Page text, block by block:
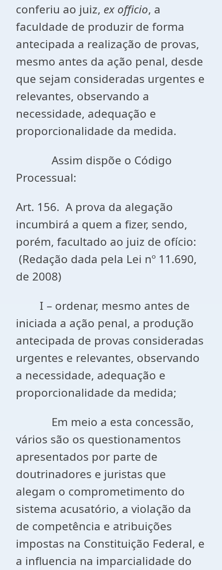
conferiu ao juiz, ex officio, a
faculdade de produzir de forma
antecipada a realização de provas,
mesmo antes da ação penal, desde
que sejam consideradas urgentes e
relevantes, observando a
necessidade, adequação e
proporcionalidade da medida.
Assim dispõe o Código
Processual:
Art. 156. A prova da alegação
incumbirá a quem a fizer, sendo,
porém, facultado ao juiz de ofício:
(Redação dada pela Lei nº 11.690,
de 2008)
I – ordenar, mesmo antes de
iniciada a ação penal, a produção
antecipada de provas consideradas
urgentes e relevantes, observando
a necessidade, adequação e
proporcionalidade da medida;
Em meio a esta concessão,
vários são os questionamentos
apresentados por parte de
doutrinadores e juristas que
alegam o comprometimento do
sistema acusatório, a violação da
de competência e atribuições
impostas na Constituição Federal, e
a influencia na imparcialidade do